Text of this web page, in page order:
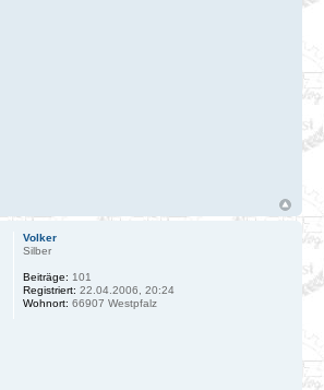
Volker
Silber
Beiträge: 101
Registriert: 22.04.2006, 20:24
Wohnort: 66907 Westpfalz